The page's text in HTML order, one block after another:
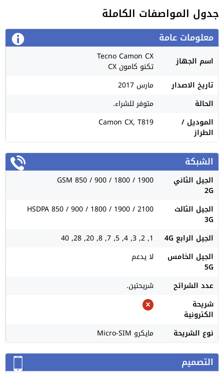
جدول المواصفات الكاملة
معلومات عامة
اسم الجهاز Tecno Camon CX
تكنو كامون CX
تاريخ الاصدار
مارس 2017
الحالة
متوفر للشراء.
الموديل /
الطراز
Camon CX, T819
الشبكة
الجيل الثاني
2G
GSM 850 / 900 / 1800 / 1900
الجيل الثالث
3G
HSDPA 850 / 900 / 1800 / 1900 / 2100
الجيل الرابع 4G
1, 2, 3, 4, 5, 7, 8, 20, 28, 40
الجيل الخامس
5G
لا يدعم
عدد الشرائح
شريحتين.
شريحة
الكترونية
نوع الشريحة
مايكرو Micro-SIM
التصميم